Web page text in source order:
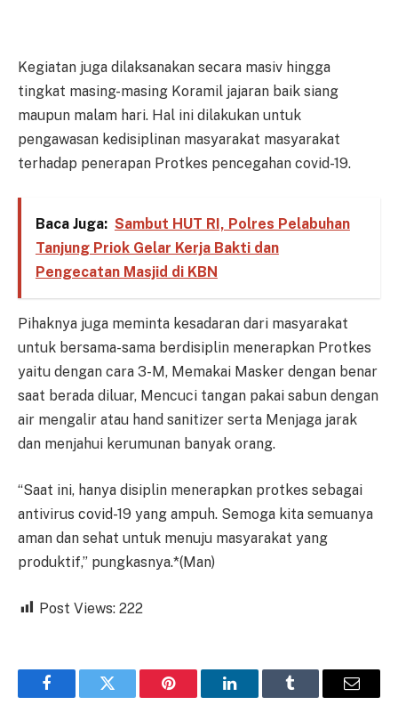
Kegiatan juga dilaksanakan secara masiv hingga
tingkat masing-masing Koramil jajaran baik siang
maupun malam hari. Hal ini dilakukan untuk
pengawasan kedisiplinan masyarakat masyarakat
terhadap penerapan Protkes pencegahan covid-19.
Baca Juga: Sambut HUT RI, Polres Pelabuhan
Tanjung Priok Gelar Kerja Bakti dan
Pengecatan Masjid di KBN
Pihaknya juga meminta kesadaran dari masyarakat
untuk bersama-sama berdisiplin menerapkan Protkes
yaitu dengan cara 3-M, Memakai Masker dengan benar
saat berada diluar, Mencuci tangan pakai sabun dengan
air mengalir atau hand sanitizer serta Menjaga jarak
dan menjahui kerumunan banyak orang.
“Saat ini, hanya disiplin menerapkan protkes sebagai
antivirus covid-19 yang ampuh. Semoga kita semuanya
aman dan sehat untuk menuju masyarakat yang
produktif,” pungkasnya.*(Man)
Post Views: 222
FacebookTwitter Pinterest LinkedInTumblr Email